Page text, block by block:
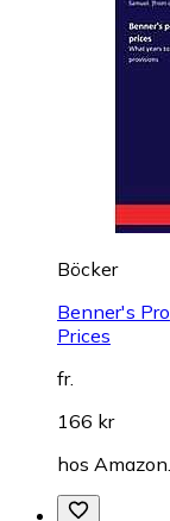
Böcker
Benner's
Prices
fr.
166 kr
hos